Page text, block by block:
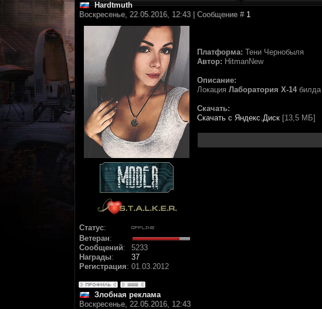
Hardtmuth
Воскресенье, 22.05.2016, 12:43 | Сообщение # 1
Статус:
Ветеран:
Сообщений:
5233
Награды:
37
Регистрация: 01.03.2012
Платформа: Тени Чернобыля
Автор: HitmanNew
Описание:
Локация Лаборатория Х-14билда
Скачать:
Скачать с Яндекс.Диск [13,5 МБ]
Злобная реклама
Воскресенье, 22.05.2016, 12:43